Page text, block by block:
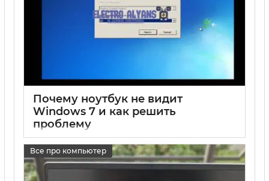
Почему ноутбук не видит
Windows 7 и как решить
проблему
Все про компьютер